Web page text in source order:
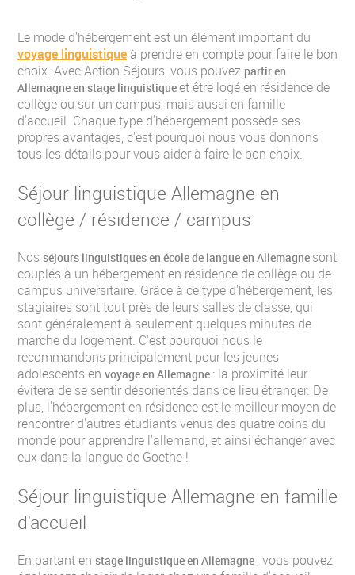
Le mode d'hébergement est un élément important du
voyage linguistique à prendre en compte pour faire le bon
choix. Avec Action Séjours, vous pouvez partir en
Allemagne en stage linguistiqueet être logé en résidence de
collège ou sur un campus, mais aussi en famille
d'accueil. Chaque type d'hébergement possède ses
propres avantages, c'est pourquoi nous vous donnons
tous les détails pour vous aider à faire le bon choix.
Séjour linguistique Allemagne en
collège / résidence / campus
Nos séjours linguistiques en école de langue en Allemagne sont
couplés à un hébergement en résidence de collège ou de
campus universitaire. Grâce à ce type d'hébergement, les
stagiaires sont tout près de leurs salles de classe, qui
sont généralement à seulement quelques minutes de
marche du logement. C'est pourquoi nous le
recommandons principalement pour les jeunes
adolescents en voyage en Allemagne : la proximité leur
évitera de se sentir désorientés dans ce lieu étranger. De
plus, l'hébergement en résidence est le meilleur moyen de
rencontrer d'autres étudiants venus des quatre coins du
monde pour apprendre l'allemand, et ainsi échanger avec
eux dans la langue de Goethe !
Séjour linguistique Allemagne en famille
d'accueil
En partant en stage linguistique en Allemagne , vous pouvez